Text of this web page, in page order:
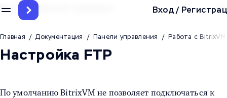
Вход/
Инструкции для серверов
Главная / Документация / Панели управления / Работа с BitrixVM
Настройка FTP
По умолчанию BitrixVM не позволяет подключаться к